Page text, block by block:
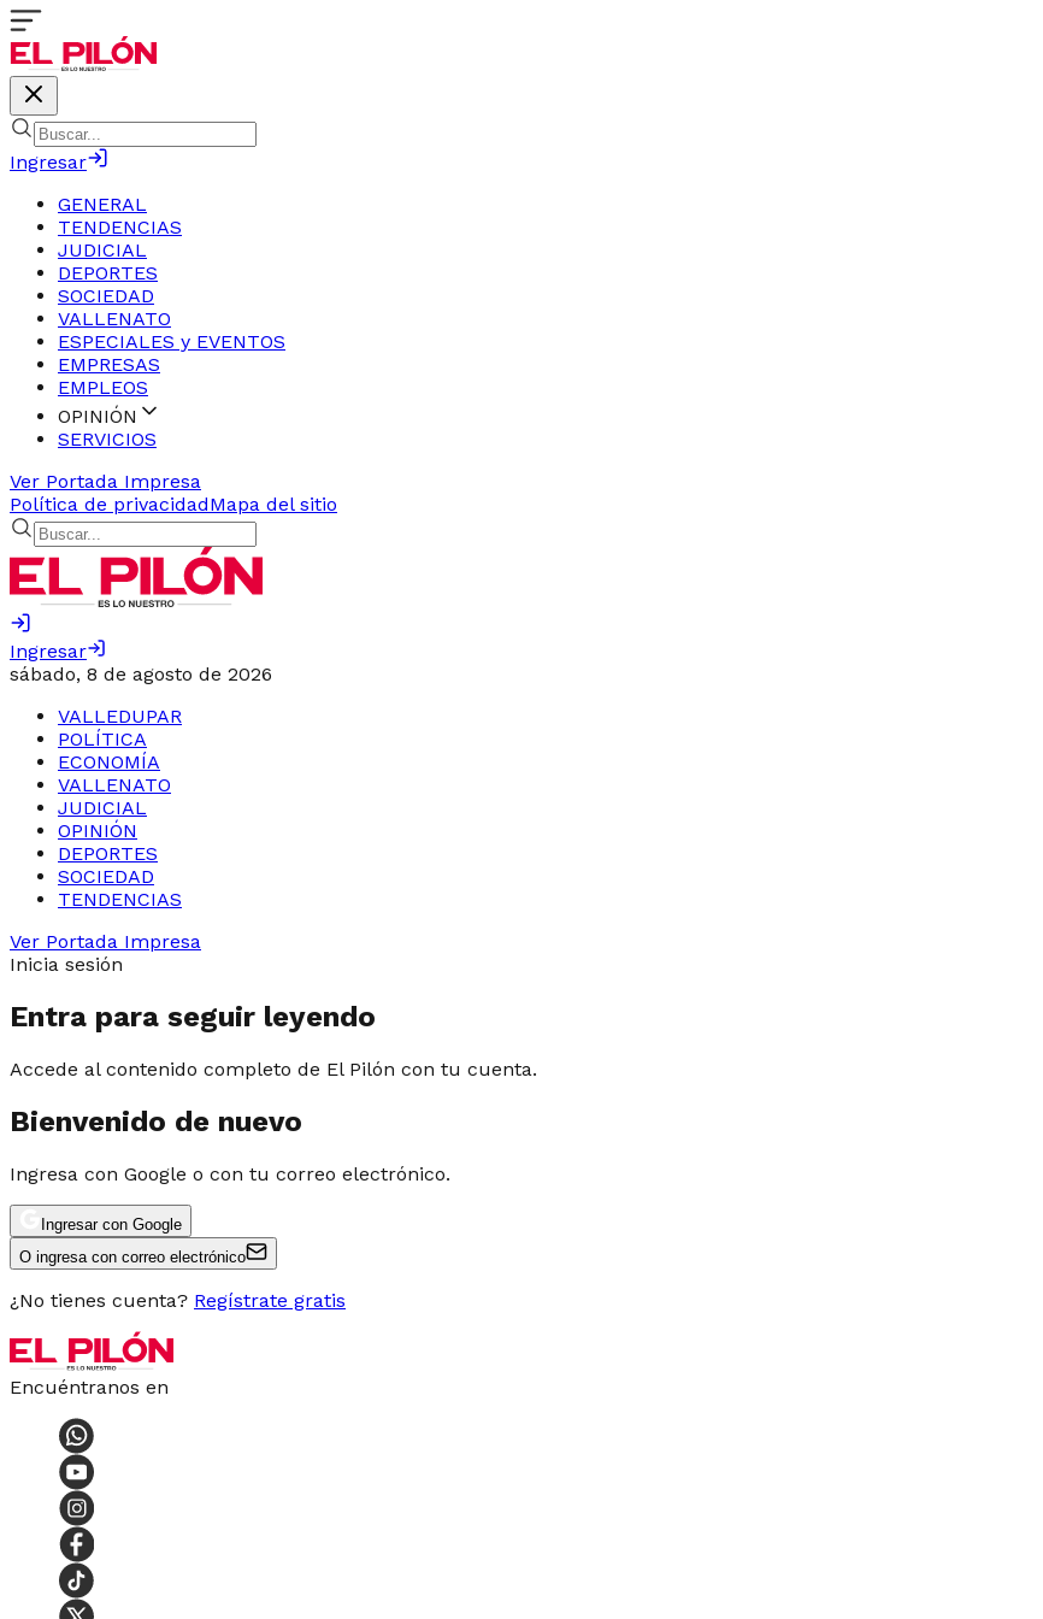
Ingresar
GENERAL
TENDENCIAS
JUDICIAL
DEPORTES
SOCIEDAD
VALLENATO
ESPECIALES y EVENTOS
EMPRESAS
EMPLEOS
OPINIÓN
SERVICIOS
Ver Portada Impresa
Política de privacidadMapa del sitio
Ingresar
sábado, 8 de agosto de 2026
VALLEDUPAR
POLÍTICA
ECONOMÍA
VALLENATO
JUDICIAL
OPINIÓN
DEPORTES
SOCIEDAD
TENDENCIAS
Ver Portada Impresa
Inicia sesión
Entra para seguir leyendo
Accede al contenido completo de El Pilón con tu cuenta.
Bienvenido de nuevo
Ingresa con Google o con tu correo electrónico.
Ingresar con Google
O ingresa con correo electrónico
¿No tienes cuenta? Regístrate gratis
Encuéntranos en